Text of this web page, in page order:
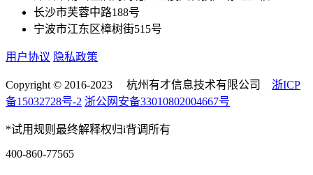
长沙市芙蓉中路188号
宁波市江东区樟树街515号
用户协议 隐私政策
Copyright © 2016-2023 杭州有才信息技术有限公司 浙ICP
备15032728号-2 浙公网安备33010802004667号
*试用规则最终解释权归i背调所有
400-860-77565